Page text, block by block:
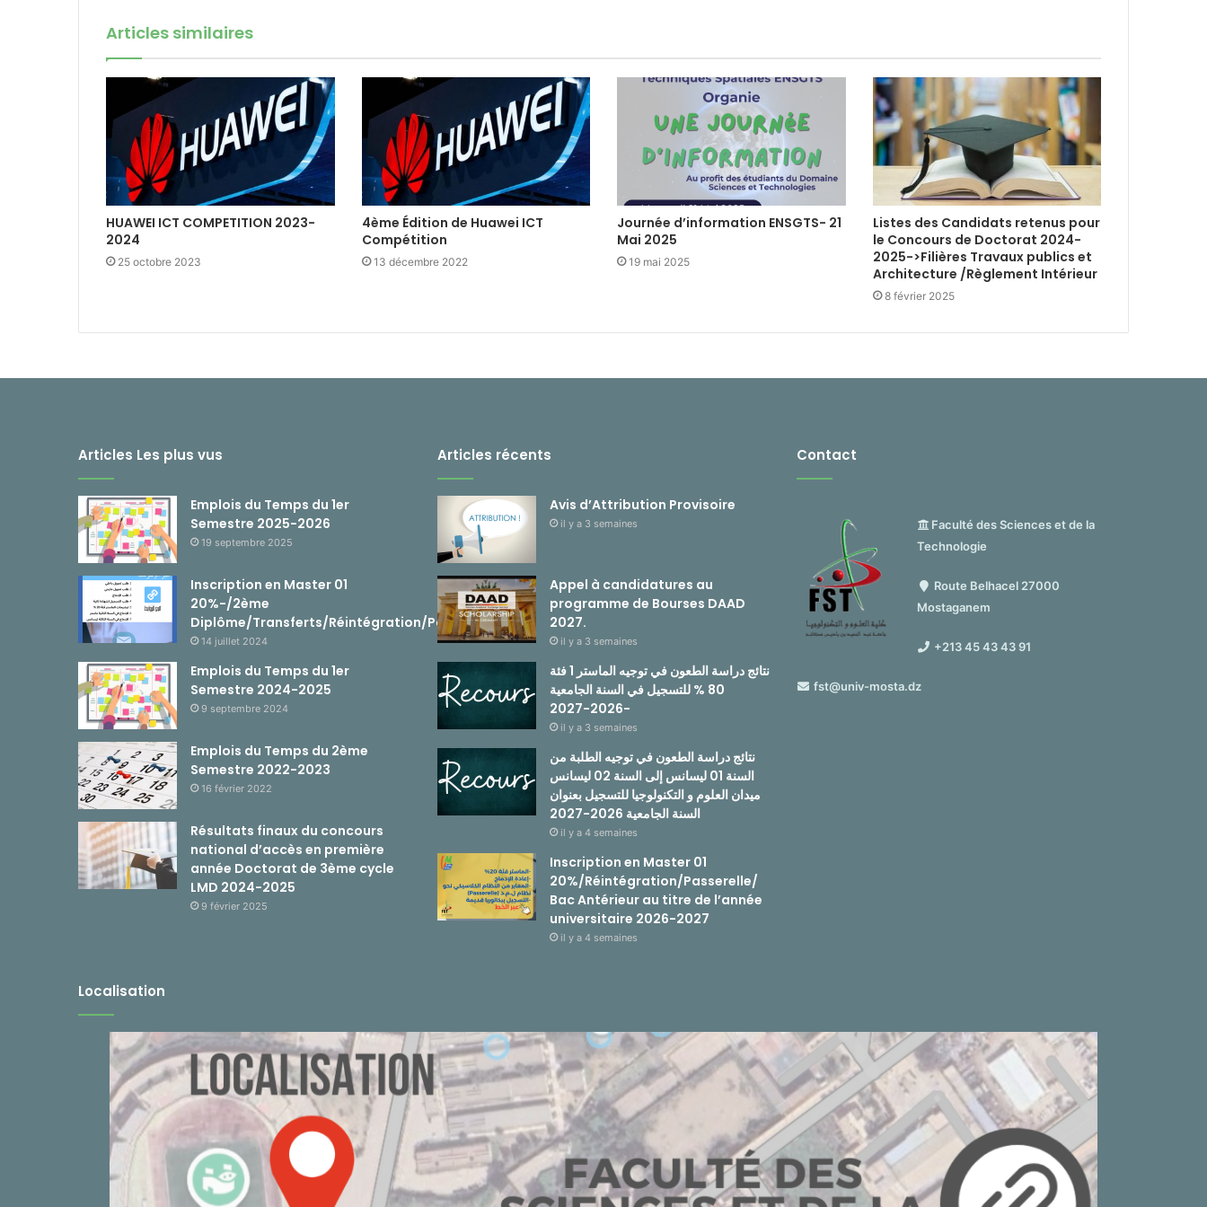
Articles similaires
HUAWEI ICT COMPETITION 2023-
2024
25 octobre 2023
4ème Édition de Huawei ICT
Compétition
13 décembre 2022
Journée d’information ENSGTS- 21
Mai 2025
19 mai 2025
Listes des Candidats retenus pour
le Concours de Doctorat 2024-
2025->Filières Travaux publics et
Architecture /Règlement Intérieur
8 février 2025
Articles Les plus vus
Emplois du Temps du 1er
Semestre 2025-2026
19 septembre 2025
Inscription en Master 01
20%-/2ème
Diplôme/Transferts/Réintégration/Passerelle
14 juillet 2024
Emplois du Temps du 1er
Semestre 2024-2025
9 septembre 2024
Emplois du Temps du 2ème
Semestre 2022-2023
16 février 2022
Résultats finaux du concours
national d’accès en première
année Doctorat de 3ème cycle
LMD 2024-2025
9 février 2025
Articles récents
Avis d’Attribution Provisoire
il y a 3 semaines
Appel à candidatures au
programme de Bourses DAAD
2027.
il y a 3 semaines
نتائج دراسة الطعون في توجيه الماستر 1 فئة
80 % للتسجيل في السنة الجامعية
-2026-2027
il y a 3 semaines
نتائج دراسة الطعون في توجيه الطلبة من
السنة 01 ليسانس إلى السنة 02 ليسانس
ميدان العلوم و التكنولوجيا للتسجيل بعنوان
السنة الجامعية 2026-2027
il y a 4 semaines
Inscription en Master 01
20%/Réintégration/Passerelle/
Bac Antérieur au titre de l’année
universitaire 2026-2027
il y a 4 semaines
Contact
Faculté des Sciences et de la
Technologie
Route Belhacel 27000
Mostaganem
+213 45 43 43 91
fst@univ-mosta.dz
Localisation